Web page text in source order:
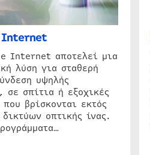
Internet
Internet αποτελεί μια
λύση για σταθερή
υψηλής
σε σπίτια ή εξοχικές
που βρίσκονται εκτός
οπτικής ίνας.